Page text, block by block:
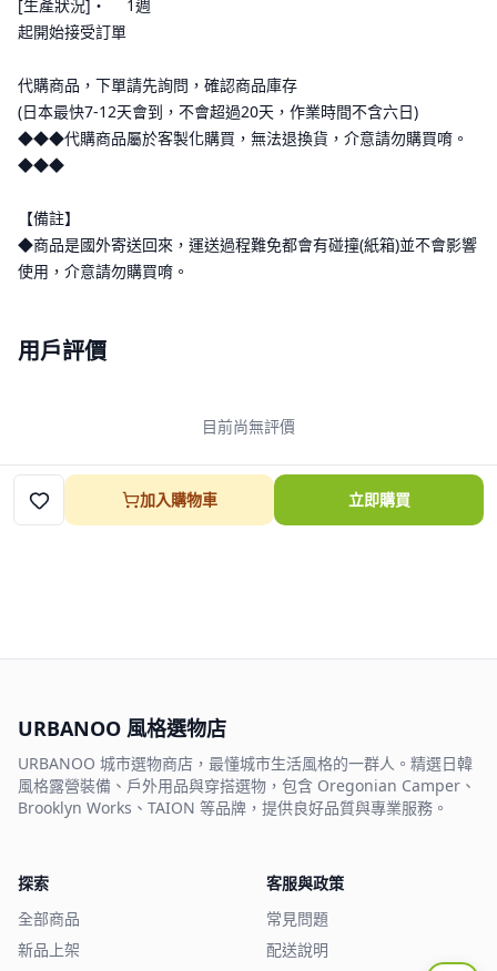
[生產狀況]・ 1週
起開始接受訂單
代購商品，下單請先詢問，確認商品庫存
(日本最快7-12天會到，不會超過20天，作業時間不含六日)
◆◆◆代購商品屬於客製化購買，無法退換貨，介意請勿購買唷。
◆◆◆
【備註】
◆商品是國外寄送回來，運送過程難免都會有碰撞(紙箱)並不會影響
使用，介意請勿購買唷。
用戶評價
目前尚無評價
加入購物車 立即購買
URBANOO 風格選物店
URBANOO 城市選物商店，最懂城市生活風格的一群人。精選日韓
風格露營裝備、戶外用品與穿搭選物，包含 Oregonian Camper、
Brooklyn Works、TAION 等品牌，提供良好品質與專業服務。
探索
全部商品
新品上架
客服與政策
常見問題
配送說明